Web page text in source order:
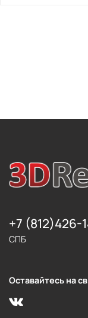
+7 (812)426-
СПБ
Оставайтесь на